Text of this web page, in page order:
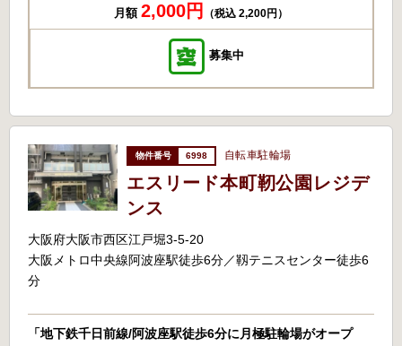
月額 2,000円 （税込 2,200円）
募集中
6998 自転車駐輪場
エスリード本町靭公園レジデ
ンス
大阪府大阪市西区江戸堀3-5-20
大阪メトロ中央線阿波座駅徒歩6分／靱テニスセンター徒歩6
分
「地下鉄千日前線/阿波座駅徒歩6分に月極駐輪場がオープ